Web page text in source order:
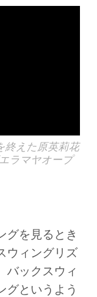
終えた原英莉花
ラマヤオープ
グを見るとき
ウィングリズ
バックスウィ
グというよう